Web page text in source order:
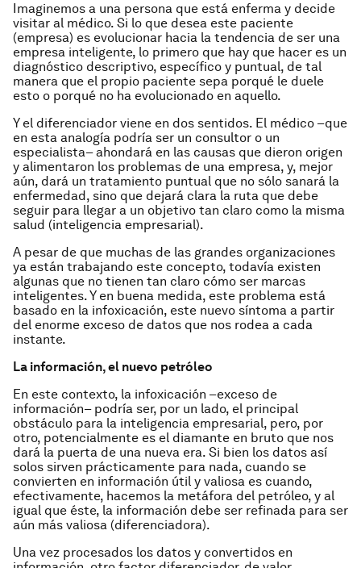
Imaginemos a una persona que está enferma y decide
visitar al médico. Si lo que desea este paciente
(empresa) es evolucionar hacia la tendencia de ser una
empresa inteligente, lo primero que hay que hacer es un
diagnóstico descriptivo, específico y puntual, de tal
manera que el propio paciente sepa porqué le duele
esto o porqué no ha evolucionado en aquello.
Y el diferenciador viene en dos sentidos. El médico –que
en esta analogía podría ser un consultor o un
especialista– ahondará en las causas que dieron origen
y alimentaron los problemas de una empresa, y, mejor
aún, dará un tratamiento puntual que no sólo sanará la
enfermedad, sino que dejará clara la ruta que debe
seguir para llegar a un objetivo tan claro como la misma
salud (inteligencia empresarial).
A pesar de que muchas de las grandes organizaciones
ya están trabajando este concepto, todavía existen
algunas que no tienen tan claro cómo ser marcas
inteligentes. Y en buena medida, este problema está
basado en la infoxicación, este nuevo síntoma a partir
del enorme exceso de datos que nos rodea a cada
instante.
La información, el nuevo petróleo
En este contexto, la infoxicación –exceso de
información– podría ser, por un lado, el principal
obstáculo para la inteligencia empresarial, pero, por
otro, potencialmente es el diamante en bruto que nos
dará la puerta de una nueva era. Si bien los datos así
solos sirven prácticamente para nada, cuando se
convierten en información útil y valiosa es cuando,
efectivamente, hacemos la metáfora del petróleo, y al
igual que éste, la información debe ser refinada para ser
aún más valiosa (diferenciadora).
Una vez procesados los datos y convertidos en